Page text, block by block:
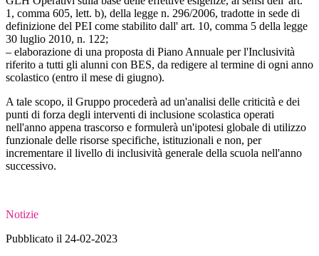
1, comma 605, lett. b), della legge n. 296/2006, tradotte in sede di
definizione del PEI come stabilito dall' art. 10, comma 5 della legge
30 luglio 2010, n. 122;
– elaborazione di una proposta di Piano Annuale per l'Inclusività
riferito a tutti gli alunni con BES, da redigere al termine di ogni anno
scolastico (entro il mese di giugno).
A tale scopo, il Gruppo procederà ad un'analisi delle criticità e dei
punti di forza degli interventi di inclusione scolastica operati
nell'anno appena trascorso e formulerà un'ipotesi globale di utilizzo
funzionale delle risorse specifiche, istituzionali e non, per
incrementare il livello di inclusività generale della scuola nell'anno
successivo.
Notizie
Pubblicato il 24-02-2023